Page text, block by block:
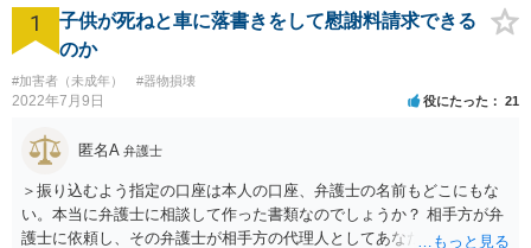
1
子供が死ねと車に落書きをして慰謝料請求できる
のか
#加害者（未成年） #器物損壊
2022年7月9日 役にたった 21
匿名A 弁護士
＞振り込むよう指定の口座は本人の口座、弁護士の名前もどこにもな
い。本当に弁護士に相談して作った書類なのでしょうか？ 相手方が弁
護士に依頼し、その弁護士が相手方の代理人としてあなたと交渉し、